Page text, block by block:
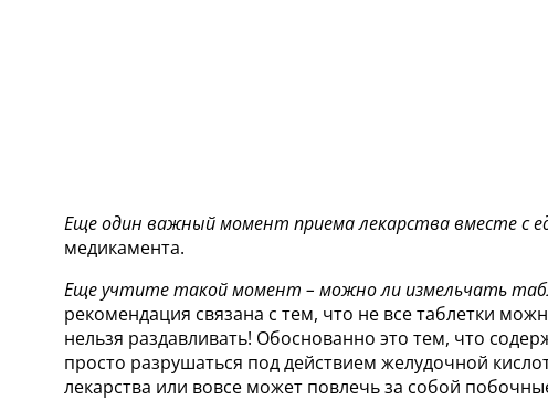
Еще один важный момент приема лекарства вместе с
медикамента.
Еще учтите такой момент – можно ли измельчать
рекомендация связана с тем, что не все таблетки
нельзя раздавливать! Обоснованно это тем, что
просто разрушаться под действием желудочной
лекарства или вовсе может повлечь за собой